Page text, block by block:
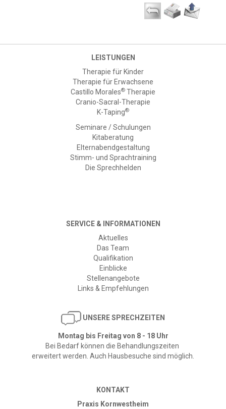
LEISTUNGEN
Therapie für Kinder
Therapie für Erwachsene
Castillo Morales® Therapie
Cranio-Sacral-Therapie
K-Taping®
Seminare / Schulungen
Kitaberatung
Elternabendgestaltung
Stimm- und Sprachtraining
Die Sprechhelden
SERVICE & INFORMATIONEN
Aktuelles
Das Team
Qualifikation
Einblicke
Stellenangebote
Links & Empfehlungen
UNSERE SPRECHZEITEN
Montag bis Freitag von 8 - 18 Uhr
Bei Bedarf können die Behandlungszeiten
erweitert werden. Auch Hausbesuche sind möglich.
KONTAKT
Praxis Kornwestheim